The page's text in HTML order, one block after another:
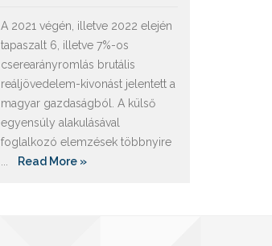
A 2021 végén, illetve 2022 elején
tapaszalt 6, illetve 7%-os
cserearányromlás brutális
reáljövedelem-kivonást jelentett a
magyar gazdaságból. A külső
egyensúly alakulásával
foglalkozó elemzések többnyire
Read More »